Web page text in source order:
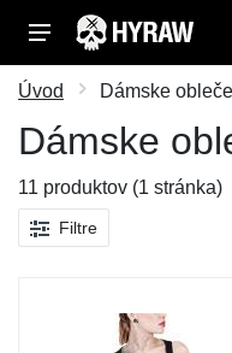
Úvod Dámske
Dámske
11 produktov (1 stránka)
Filtre